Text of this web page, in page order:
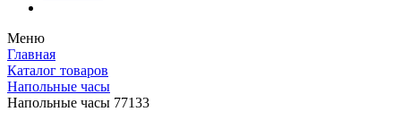
Меню
Главная
Каталог товаров
Напольные часы
Напольные часы 77133